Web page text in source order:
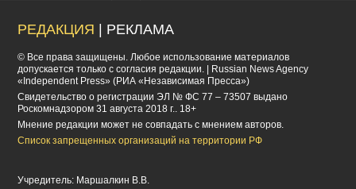
РЕДАКЦИЯ | РЕКЛАМА
© Все права защищены. Любое использование материалов
допускается только с согласия редакции. | Russian News Agency
«Independent Press» (РИА «Независимая Пресса»)
Cвидетельство о регистрации ЭЛ № ФС 77 – 73507 выдано
Роскомнадзором 31 августа 2018 г.. 18+
Мнение редакции может не совпадать с мнением авторов.
Список запрещенных организаций на территории РФ
Учредитель: Маршалкин В.В.